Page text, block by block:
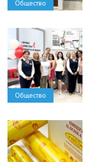
Общество
Общество